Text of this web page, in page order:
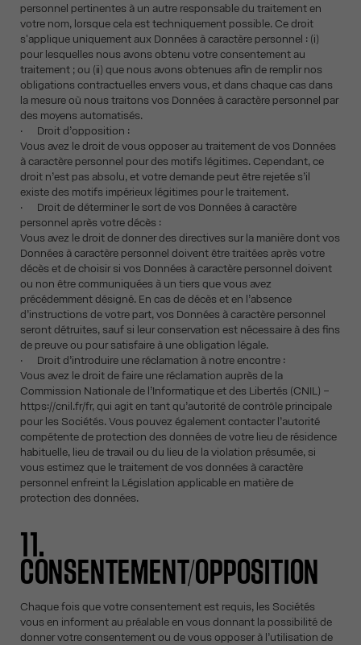
personnel pertinentes à un autre responsable du traitement en
votre nom, lorsque cela est techniquement possible. Ce droit
s'applique uniquement aux Données à caractère personnel : (i)
pour lesquelles nous avons obtenu votre consentement au
traitement ; ou (ii) que nous avons obtenues afin de remplir nos
obligations contractuelles envers vous, et dans chaque cas dans
la mesure où nous traitons vos Données à caractère personnel par
des moyens automatisés.
· Droit d’opposition :
Vous avez le droit de vous opposer au traitement de vos Données
à caractère personnel pour des motifs légitimes. Cependant, ce
droit n’est pas absolu, et votre demande peut être rejetée s’il
existe des motifs impérieux légitimes pour le traitement.
· Droit de déterminer le sort de vos Données à caractère
personnel après votre décès :
Vous avez le droit de donner des directives sur la manière dont vos
Données à caractère personnel doivent être traitées après votre
décès et de choisir si vos Données à caractère personnel doivent
ou non être communiquées à un tiers que vous avez
précédemment désigné. En cas de décès et en l’absence
d’instructions de votre part, vos Données à caractère personnel
seront détruites, sauf si leur conservation est nécessaire à des fins
de preuve ou pour satisfaire à une obligation légale.
· Droit d’introduire une réclamation à notre encontre :
Vous avez le droit de faire une réclamation auprès de la
Commission Nationale de l’Informatique et des Libertés (CNIL) –
https://cnil.fr/fr, qui agit en tant qu’autorité de contrôle principale
pour les Sociétés. Vous pouvez également contacter l’autorité
compétente de protection des données de votre lieu de résidence
habituelle, lieu de travail ou du lieu de la violation présumée, si
vous estimez que le traitement de vos données à caractère
personnel enfreint la Législation applicable en matière de
protection des données.
11.
CONSENTEMENT/OPPOSITION
Chaque fois que votre consentement est requis, les Sociétés
vous en informent au préalable en vous donnant la possibilité de
donner votre consentement ou de vous opposer à l’utilisation de